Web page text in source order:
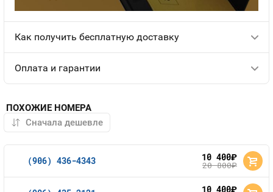
Как получить бесплатную доставку
Оплата и гарантии
ПОХОЖИЕ НОМЕРА
(906) 436-4343 10 400руб.
20 800руб.
10 400руб.